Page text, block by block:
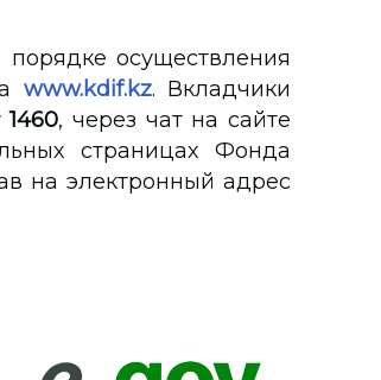
осуществления
www.kdif.kz. Вкладчики
1460, через чат на сайте
страницах Фонда
на электронный адрес